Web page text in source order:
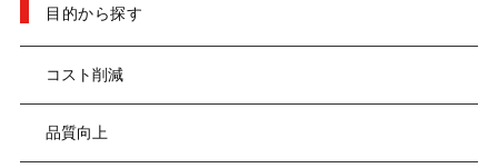
目的から探す
コスト削減
品質向上